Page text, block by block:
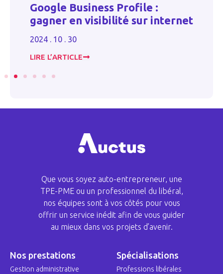
Google Business Profile :
gagner en visibilité sur internet
2024 . 10 . 30
LIRE L’ARTICLE
Que vous soyez auto-entrepreneur, une
TPE-PME ou un professionnel du libéral,
nos équipes sont à vos côtés pour vous
offrir un service inédit afin de vous guider
au mieux dans vos projets d’avenir.
Nos prestations
Gestion administrative
Spécialisations
Professions libérales